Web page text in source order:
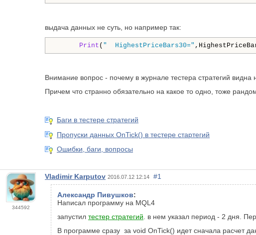
выдача данных не суть, но например так:
Print ( "  HighestPriceBars30="
Внимание вопрос - почему в журнале тестера стратегий
Причем что странно обязательно на какое то одно, тоже
Баги в тестере стратегий
Пропуски данных OnTick() в тестере стартегий
Ошибки, баги, вопросы
344592
Vladimir Karputov 2016.07.12 12:14 #1
Александр Пивушков:
Написал программу на MQL4
запустил тестер стратегий . в нем указал период - 2 дня.
В программе сразу за void OnTick() идет сначала расчет